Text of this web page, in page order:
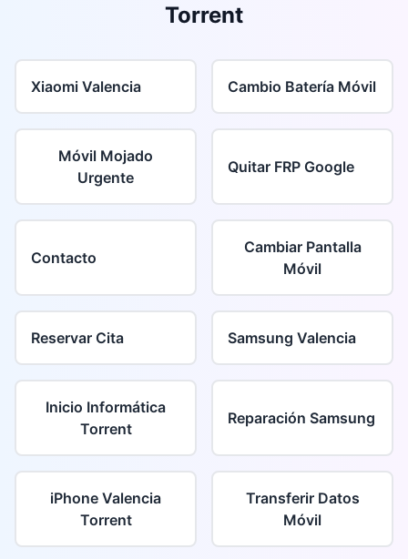
Torrent
Xiaomi Valencia Cambio Batería Móvil
Móvil Mojado
Urgente
Quitar FRP Google
Contacto
Cambiar Pantalla
Móvil
Reservar Cita Samsung Valencia
Inicio Informática
Torrent
Reparación Samsung
iPhone Valencia
Torrent
Transferir Datos
Móvil